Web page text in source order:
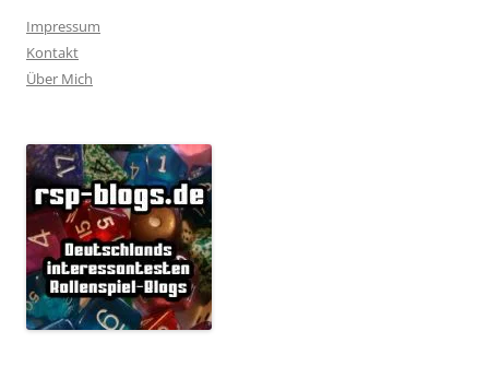
Impressum
Kontakt
Über Mich